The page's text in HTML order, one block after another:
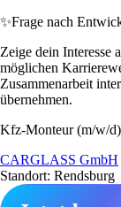
✨Frage nach
Zeige dein Interesse
möglichen
Zusammenarbeit
übernehmen.
Kfz-Monteur (m/w/
CARGLASS GmbH
Standort: Rendsburg